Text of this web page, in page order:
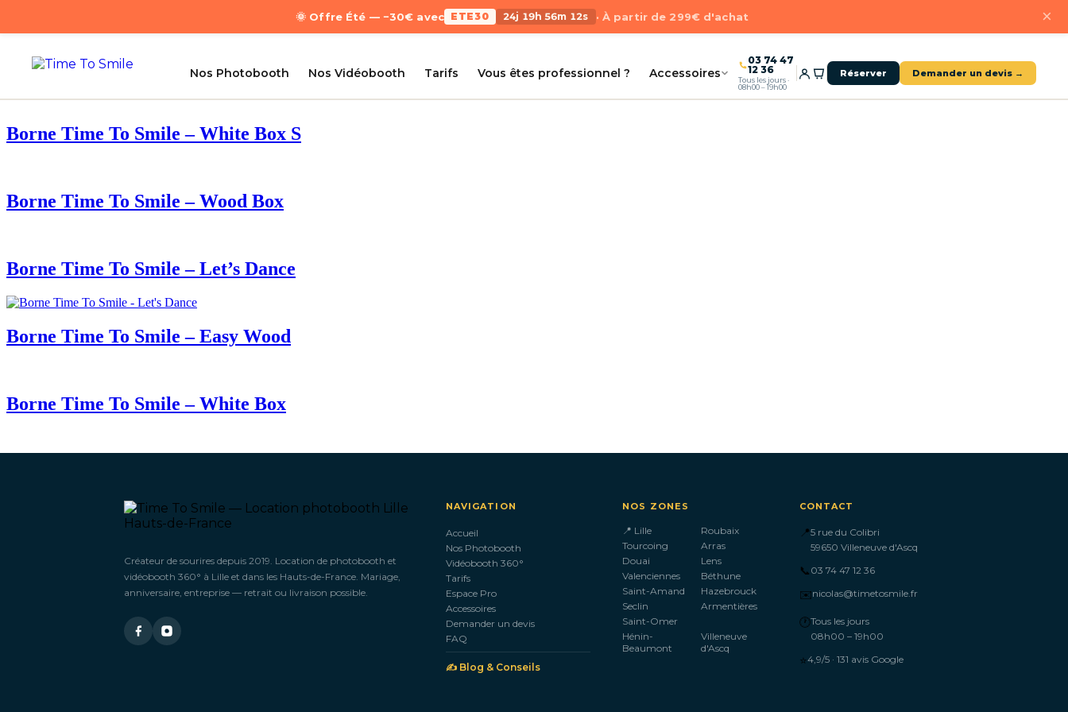
🌞 Offre Été — −30€ avec ETE30 24j 19h 56m 12s · À partir de 299€ d'achat ×
Nos Photobooth Nos Vidéobooth Tarifs Vous êtes professionnel ? Accessoires
03 74 47
12 36
Tous les jours ·
08h00 – 19h00
Réserver Demander un devis →
Borne Time To Smile – White Box S
Borne Time To Smile – Wood Box
Borne Time To Smile – Let’s Dance
Borne Time To Smile – Easy Wood
Borne Time To Smile – White Box
Créateur de sourires depuis 2019. Location de photobooth et
vidéobooth 360° à Lille et dans les Hauts-de-France. Mariage,
anniversaire, entreprise — retrait ou livraison possible.
NAVIGATION
Accueil
Nos Photobooth
Vidéobooth 360°
Tarifs
Espace Pro
Accessoires
Demander un devis
FAQ
✍️ Blog & Conseils
NOS ZONES
📍 Lille
Roubaix
Tourcoing
Arras
Douai
Lens
Valenciennes
Béthune
Saint-Amand
Hazebrouck
Seclin
Armentières
Saint-Omer
Hénin-
Beaumont
Villeneuve
d'Ascq
CONTACT
📍5 rue du Colibri
59650 Villeneuve d'Ascq
📞 03 74 47 12 36
✉️nicolas@timetosmile.fr
🕐Tous les jours
08h00 – 19h00
⭐4,9/5 · 131 avis Google